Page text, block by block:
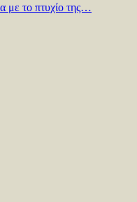
με το πτυχίο της…